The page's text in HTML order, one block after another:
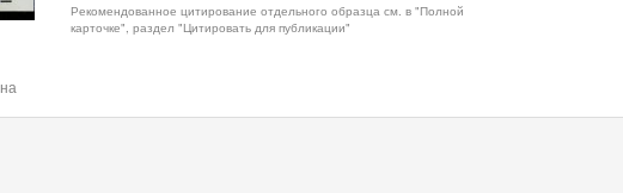
Рекомендованное цитирование отдельного образца см. в "Полной
карточке", раздел "Цитировать для публикации"